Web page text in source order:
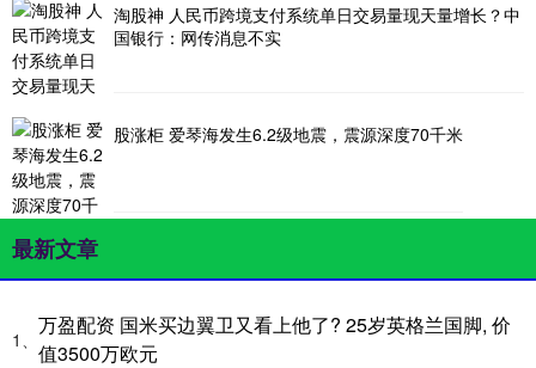
淘股神 人民币跨境支付系统单日交易量现天量增长？中
国银行：网传消息不实
股涨柜 爱琴海发生6.2级地震，震源深度70千米
最新文章
1、
万盈配资 国米买边翼卫又看上他了? 25岁英格兰国脚, 价
值3500万欧元